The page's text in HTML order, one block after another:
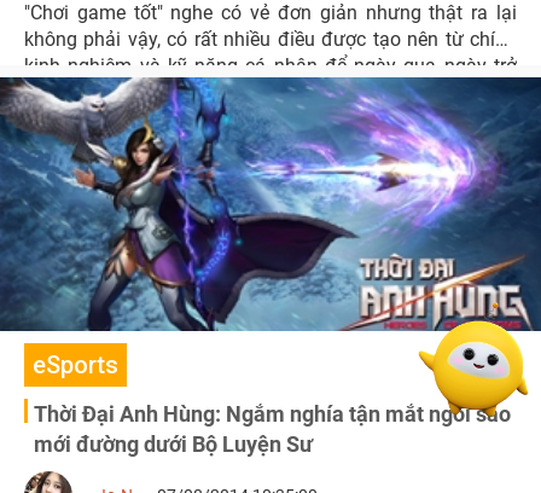
"Chơi game tốt" nghe có vẻ đơn giản nhưng thật ra lại
không phải vậy, có rất nhiều điều được tạo nên từ chính
kinh nghiệm và kỹ năng cá nhân để ngày qua ngày trở
thành một điểm mạnh.
eSports
Thời Đại Anh Hùng: Ngắm nghía tận mắt ngôi sao
mới đường dưới Bộ Luyện Sư